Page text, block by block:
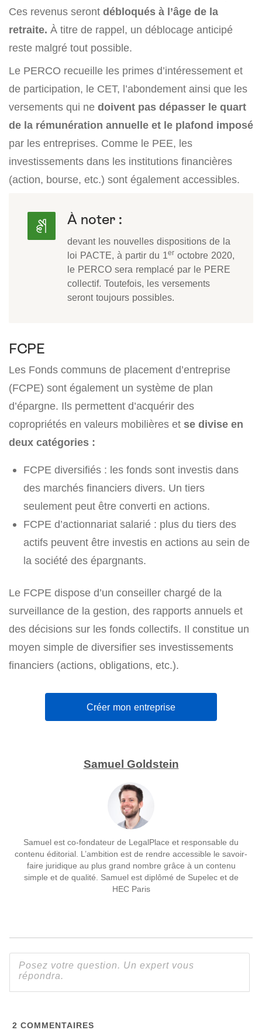
Ces revenus seront débloqués à l’âge de la
retraite. À titre de rappel, un déblocage anticipé
reste malgré tout possible.
Le PERCO recueille les primes d’intéressement et
de participation, le CET, l’abondement ainsi que les
versements qui ne doivent pas dépasser le quart
de la rémunération annuelle et le plafond imposé
par les entreprises. Comme le PEE, les
investissements dans les institutions financières
(action, bourse, etc.) sont également accessibles.
À noter :
devant les nouvelles dispositions de la
loi PACTE, à partir du 1er octobre 2020,
le PERCO sera remplacé par le PERE
collectif. Toutefois, les versements
seront toujours possibles.
FCPE
Les Fonds communs de placement d’entreprise
(FCPE) sont également un système de plan
d’épargne. Ils permettent d’acquérir des
copropriétés en valeurs mobilières et se divise en
deux catégories :
FCPE diversifiés : les fonds sont investis dans
des marchés financiers divers. Un tiers
seulement peut être converti en actions.
FCPE d’actionnariat salarié : plus du tiers des
actifs peuvent être investis en actions au sein de
la société des épargnants.
Le FCPE dispose d’un conseiller chargé de la
surveillance de la gestion, des rapports annuels et
des décisions sur les fonds collectifs. Il constitue un
moyen simple de diversifier ses investissements
financiers (actions, obligations, etc.).
Créer mon entreprise
Samuel Goldstein
Samuel est co-fondateur de LegalPlace et responsable du
contenu éditorial. L’ambition est de rendre accessible le savoir-
faire juridique au plus grand nombre grâce à un contenu
simple et de qualité. Samuel est diplômé de Supelec et de
HEC Paris
2 COMMENTAIRES